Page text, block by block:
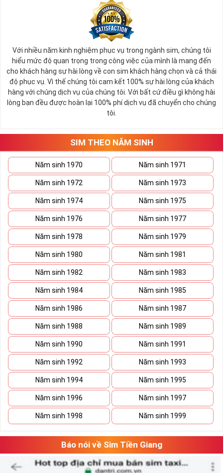
Với nhiều năm kinh nghiệm phục vụ trong ngành sim, chúng tôi
hiểu mức độ quan trọng trong công việc của mình là mang đến
cho khách hàng sự hài lòng về con sim khách hàng chọn và cả thái
độ phục vụ. Vì thế chúng tôi cam kết 100% sự hài lòng của khách
hàng với chúng dịch vụ của chúng tôi. Với bất cứ điều gì không hài
lòng bạn đều được hoàn lại 100% phí dịch vụ đã chuyển cho chúng
tôi.
SIM THEO NĂM SINH
Năm sinh 1970 Năm sinh 1971
Năm sinh 1972 Năm sinh 1973
Năm sinh 1974 Năm sinh 1975
Năm sinh 1976 Năm sinh 1977
Năm sinh 1978 Năm sinh 1979
Năm sinh 1980 Năm sinh 1981
Năm sinh 1982 Năm sinh 1983
Năm sinh 1984 Năm sinh 1985
Năm sinh 1986 Năm sinh 1987
Năm sinh 1988 Năm sinh 1989
Năm sinh 1990 Năm sinh 1991
Năm sinh 1992 Năm sinh 1993
Năm sinh 1994 Năm sinh 1995
Năm sinh 1996 Năm sinh 1997
Năm sinh 1998 Năm sinh 1999
Báo nói về Sim Tiền Giang